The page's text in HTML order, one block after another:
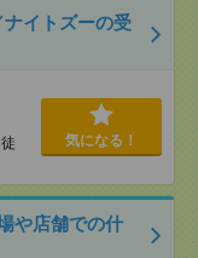
イトズーの受
気になる！
や店舗での什